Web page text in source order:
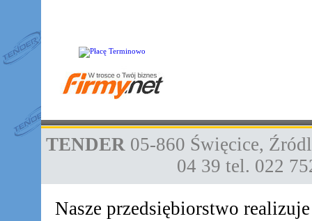
TENDER 05-860 Święcice,
04 39 tel. 022
Nasze przedsiębiorstwo